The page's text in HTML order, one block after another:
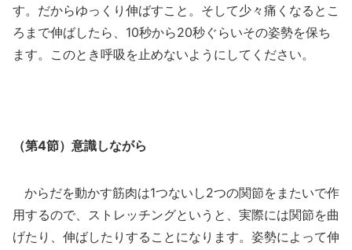
す。だからゆっくり伸ばすこと。そして少々痛くなるとこ
ろまで伸ばしたら、10秒から20秒ぐらいその姿勢を保ち
ます。このとき呼吸を止めないようにしてください。
（第4節）意識しながら
からだを動かす筋肉は1つないし2つの関節をまたいで作
用するので、ストレッチングというと、実際には関節を曲
げたり、伸ばしたりすることになります。姿勢によって伸